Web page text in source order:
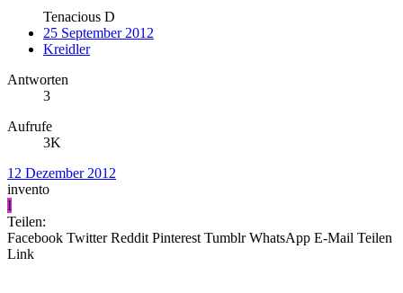
Tenacious D
25 September 2012
Kreidler
Antworten
3
Aufrufe
3K
12 Dezember 2012
invento
I
Teilen:
Facebook Twitter Reddit Pinterest Tumblr WhatsApp E-Mail Teilen
Link